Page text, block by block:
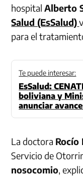
hospitalAlberto
Salud (EsSalud)
para el
Te puede interesar:
EsSalud:
boliviana y
anunciar
La doctora Rocío
Servicio de
nosocomio,